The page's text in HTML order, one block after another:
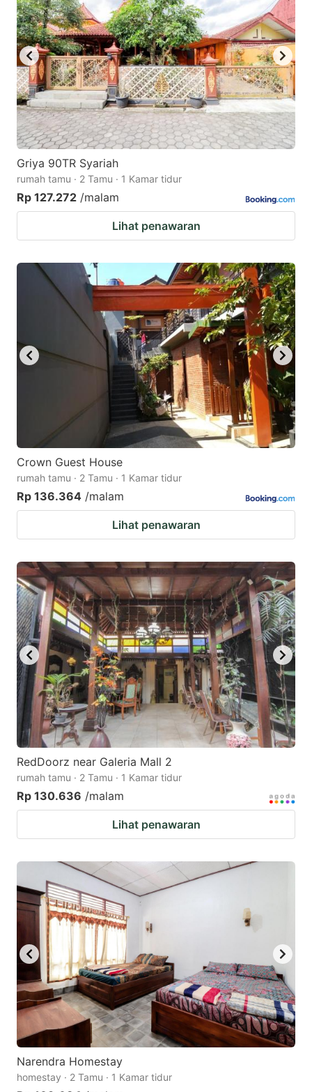
key
to
get
the
keyboard
shortcuts
for
changing
dates.
key
to
get
the
keyboard
shortcuts
for
Griya 90TR Syariah
rumah tamu · 2 Tamu · 1 Kamar tidur
Rp 127.272 /malam
Lihat penawaran
Crown Guest House
rumah tamu · 2 Tamu · 1 Kamar tidur
Rp 136.364 /malam
Lihat penawaran
RedDoorz near Galeria Mall 2
rumah tamu · 2 Tamu · 1 Kamar tidur
Rp 130.636 /malam
Lihat penawaran
Narendra Homestay
homestay · 2 Tamu · 1 Kamar tidur